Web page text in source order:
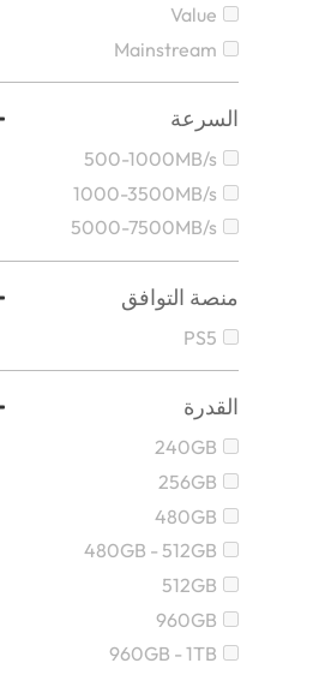
Value
Mainstream
السرعة
500-1000MB/s
1000-3500MB/s
5000-7500MB/s
منصة التوافق
PS5
القدرة
240GB
256GB
480GB
480GB - 512GB
512GB
960GB
960GB - 1TB